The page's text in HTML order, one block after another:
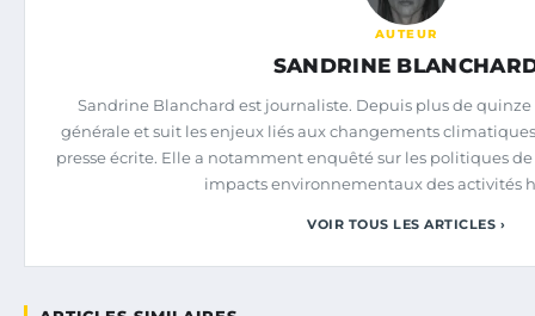
AUTEUR
SANDRINE
Sandrine Blanchard est journaliste. Depuis plus de quinze
générale et suit les enjeux liés aux changements
presse écrite. Elle a notamment enquêté sur les politiques
impacts environnementaux des activités
VOIR TOUS LES ARTICLES ›